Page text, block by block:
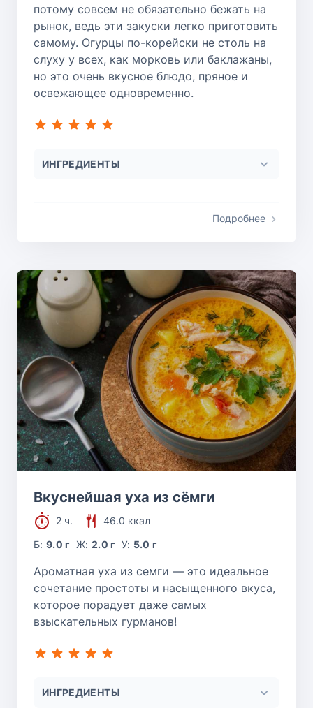
потому совсем не обязательно бежать на
рынок, ведь эти закуски легко приготовить
самому. Огурцы по-корейски не столь на
слуху у всех, как морковь или баклажаны,
но это очень вкусное блюдо, пряное и
освежающее одновременно.
ИНГРЕДИЕНТЫ
Подробнее
Вкуснейшая уха из сёмги
2 ч.
46.0 ккал
Б:9.0 г Ж: 2.0 г У: 5.0 г
Ароматная уха из семги — это идеальное
сочетание простоты и насыщенного вкуса,
которое порадует даже самых
взыскательных гурманов!
ИНГРЕДИЕНТЫ